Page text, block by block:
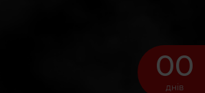
00
днів